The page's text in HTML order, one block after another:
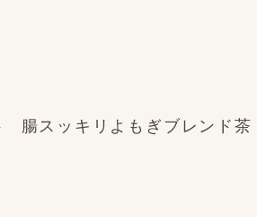
腸スッキリよもぎブレンド茶